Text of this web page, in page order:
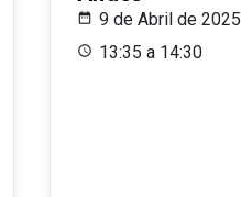
9 de Abril de 2025
13:35 a 14:30